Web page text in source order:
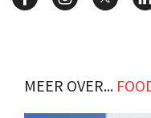
MEER OVER...